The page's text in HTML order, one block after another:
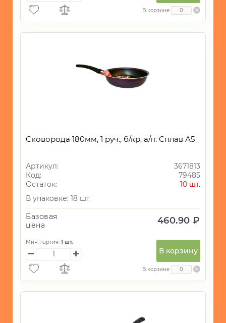
В корзине
Сковорода 180мм, 1 руч., б/кр, а/п. Сплав А5
Артикул:
3671813
Код:
79485
Остаток:
10 шт.
В упаковке: 18 шт.
Базовая
цена
460.90 ₽
Мин партия: 1 шт.
В корзину
В корзине